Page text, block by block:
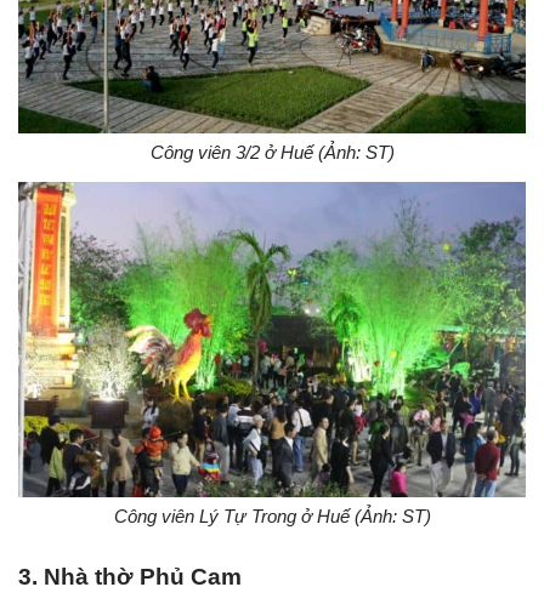
Công viên 3/2 ở Huế (Ảnh: ST)
Công viên Lý Tự Trong ở Huế (Ảnh: ST)
3. Nhà thờ Phủ Cam